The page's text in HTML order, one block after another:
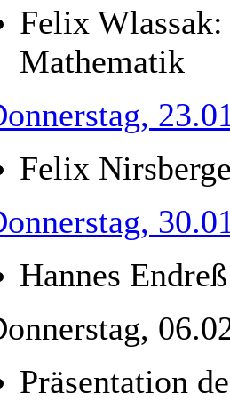
Felix
Mathematik
Felix
Hannes
Präsentation